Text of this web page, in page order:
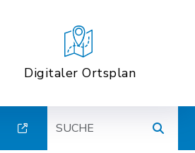
Digitaler Ortsplan